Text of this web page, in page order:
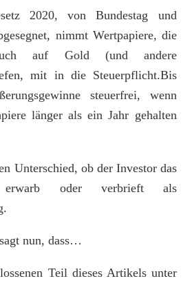
2020, von Bundestag und
nimmt Wertpapiere, die
auf Gold (und andere
mit in die Steuerpflicht.Bis
steuerfrei, wenn
länger als ein Jahr gehalten
Unterschied, ob der Investor das
oder verbrieft als
nun, dass…
Teil dieses Artikels unter